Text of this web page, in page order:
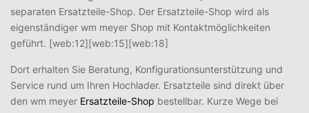
separaten Ersatzteile-Shop. Der Ersatzteile-Shop wird als
eigenständiger wm meyer Shop mit Kontaktmöglichkeiten
geführt. [web:12][web:15][web:18]
Dort erhalten Sie Beratung, Konfigurationsunterstützung und
Service rund um Ihren Hochlader. Ersatzteile sind direkt über
den wm meyer Ersatzteile-Shop bestellbar. Kurze Wege bei